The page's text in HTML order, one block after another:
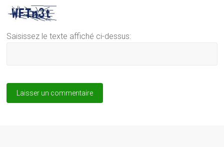
Saisissez le texte affiché ci-dessus: